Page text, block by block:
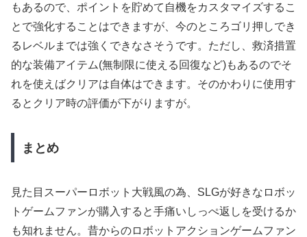
もあるので、ポイントを貯めて自機をカスタマイズするこ
とで強化することはできますが、今のところゴリ押しでき
るレベルまでは強くできなさそうです。ただし、救済措置
的な装備アイテム(無制限に使える回復など)もあるのでそ
れを使えばクリアは自体はできます。そのかわりに使用す
るとクリア時の評価が下がりますが。
まとめ
見た目スーパーロボット大戦風の為、SLGが好きなロボッ
トゲームファンが購入すると手痛いしっぺ返しを受けるか
も知れません。昔からのロボットアクションゲームファン